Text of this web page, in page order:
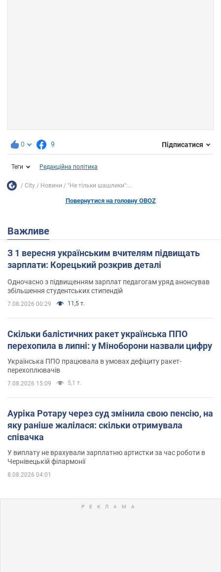
0 9 Підписатися
Теги Редакційна політика
City Новини "Не тільки шашлики":...
Повернутися на головну OBOZ
Важливе
З 1 вересня українським вчителям підвищать
зарплати: Корецький розкрив деталі
Одночасно з підвищенням зарплат педагогам уряд анонсував
збільшення студентських стипендій
7.08.2026 00:29 11,5 т.
Скільки балістичних ракет українська ППО
перехопила в липні: у Міноборони назвали цифру
Українська ППО працювала в умовах дефіциту ракет-
перехоплювачів
7.08.2026 15:09 5,1 т.
Ауріка Ротару через суд змінила свою пенсію, на
яку раніше жалілася: скільки отримувала
співачка
У виплату не врахували зарплатню артистки за час роботи в
Чернівецькій філармонії
8.08.2026 04:01